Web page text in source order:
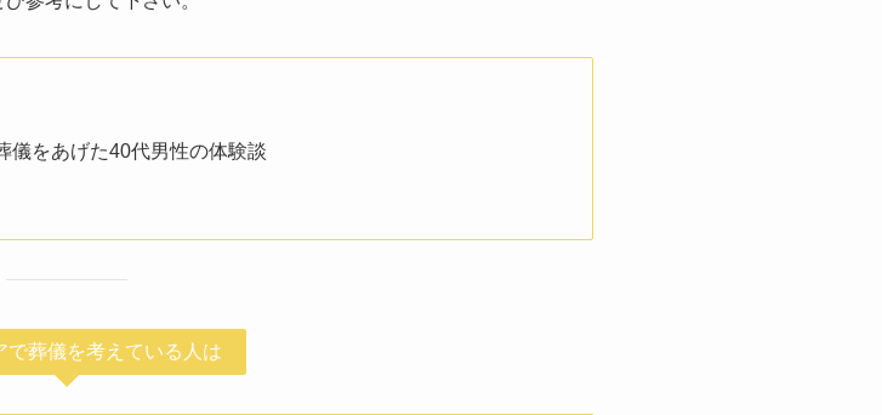
儀をあげた40代男性の体験談
で葬儀を考えている人は